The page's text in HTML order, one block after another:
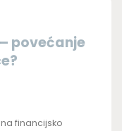
povećanje
financijsko